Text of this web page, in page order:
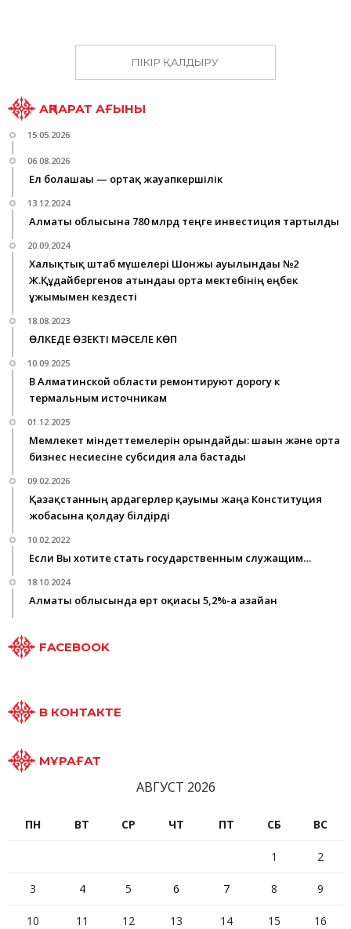
ПІКІР ҚАЛДЫРУ
АҚПАРАТ АҒЫНЫ
15.05.2026
06.08.2026
Ел болашағы — ортақ жауапкершілік
13.12.2024
Алматы облысына 780 млрд теңге инвестиция тартылды
20.09.2024
Халықтық штаб мүшелері Шонжы ауылындағы №2
Ж.Құдайбергенов атындағы орта мектебінің еңбек
ұжымымен кездесті
18.08.2023
ӨЛКЕДЕ ӨЗЕКТІ МӘСЕЛЕ КӨП
10.09.2025
В Алматинской области ремонтируют дорогу к
термальным источникам
01.12.2025
Мемлекет міндеттемелерін орындайды: шағын және орта
бизнес несиесіне субсидия ала бастады
09.02.2026
Қазақстанның ардагерлер қауымы жаңа Конституция
жобасына қолдау білдірді
10.02.2022
Если Вы хотите стать государственным служащим…
18.10.2024
Алматы облысында өрт оқиғасы 5,2%-ға азайған
FACEBOOK
В КОНТАКТЕ
МҰРАҒАТ
АВГУСТ 2026
ПН ВТ СР ЧТ ПТ СБ ВС
1 2
3 4 5 6 7 8 9
10 11 12 13 14 15 16